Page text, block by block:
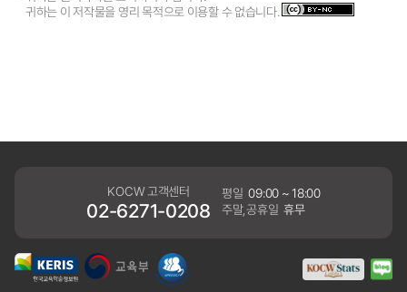
귀하는 이 저작물을 영리 목적으로 이용할 수 없습니다.
KOCW 고객센터
02-6271-0208
평일 09:00 ~ 18:00
주말,공휴일 휴무